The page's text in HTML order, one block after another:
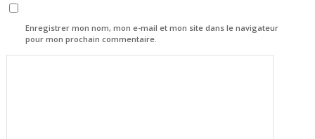
Enregistrer mon nom, mon e-mail et mon site dans le navigateur
pour mon prochain commentaire.